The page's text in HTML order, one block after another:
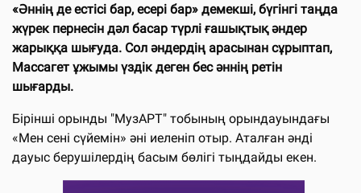
«Әннің де естісі бар, есері бар» демекші, бүгінгі таңда
жүрек пернесін дәл басар түрлі ғашықтық әндер
жарыққа шығуда. Сол әндердің арасынан сұрыптап,
Массагет ұжымы үздік деген бес әннің ретін
шығарды.
Бірінші орынды "МузАРТ" тобының орындауындағы
«Мен сені сүйемін» әні иеленіп отыр. Аталған әнді
дауыс берушілердің басым бөлігі тыңдайды екен.